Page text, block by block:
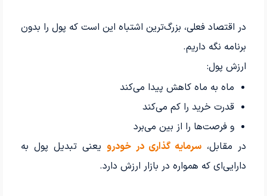
در اقتصاد فعلی، بزرگ‌ترین اشتباه این است که پول را بدون
برنامه نگه داریم.
ارزش پول:
ماه به ماه کاهش پیدا می‌کند
قدرت خرید را کم می‌کند
و فرصت‌ها را از بین می‌برد
در مقابل،سرمایه گذاری در خودرویعنی تبدیل پول به
دارایی‌ای که همواره در بازار ارزش دارد.